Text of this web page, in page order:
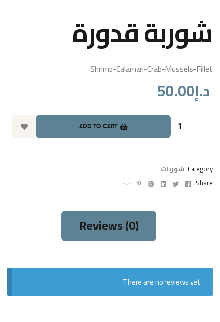
شوربة قدورة
Shrimp-Calamari-Crab-Mussels-Fillet
د.إ50.00
ADD TO CART
Category: شوربات
Share:
Facebook
Twitter
Linkedin
Google+
Pinterest
Email
Reviews (0)
There are no reviews yet.